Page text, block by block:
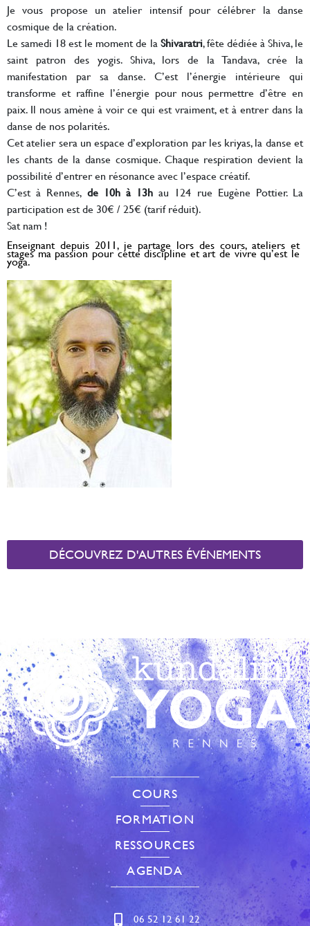
Je vous propose un atelier intensif pour célébrer la danse
cosmique de la création.
Le samedi 18 est le moment de laShivaratri, fête dédiée à Shiva, le
saint patron des yogis. Shiva, lors de la Tandava, crée la
manifestation par sa danse. C’est l’énergie intérieure qui
transforme et raffine l’énergie pour nous permettre d’être en
paix. Il nous amène à voir ce qui est vraiment, et à entrer dans la
danse de nos polarités.
Cet atelier sera un espace d’exploration par les kriyas, la danse et
les chants de la danse cosmique. Chaque respiration devient la
possibilité d’entrer en résonance avec l’espace créatif.
C’est à Rennes, de 10h à 13h au 124 rue Eugène Pottier. La
participation est de 30€ / 25€ (tarif réduit).
Sat nam !
Enseignant depuis 2011, je partage lors des cours, ateliers et
stages ma passion pour cette discipline et art de vivre qu’est le
yoga.
DÉCOUVREZ D'AUTRES ÉVÉNEMENTS
COURS
FORMATION
RESSOURCES
AGENDA
06 52 12 61 22